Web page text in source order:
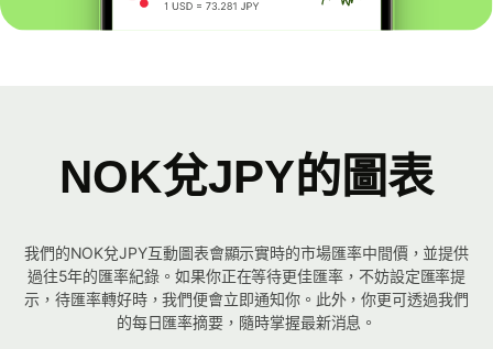
NOK兌JPY的圖表
我們的NOK兌JPY互動圖表會顯示實時的市場匯率中間價，並提供
過往5年的匯率紀錄。如果你正在等待更佳匯率，不妨設定匯率提
示，待匯率轉好時，我們便會立即通知你。此外，你更可透過我們
的每日匯率摘要，隨時掌握最新消息。